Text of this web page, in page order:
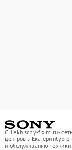
СЦ ekb.sony-fixim.ru -
центров в Екатеринбурге
и обслуживанию